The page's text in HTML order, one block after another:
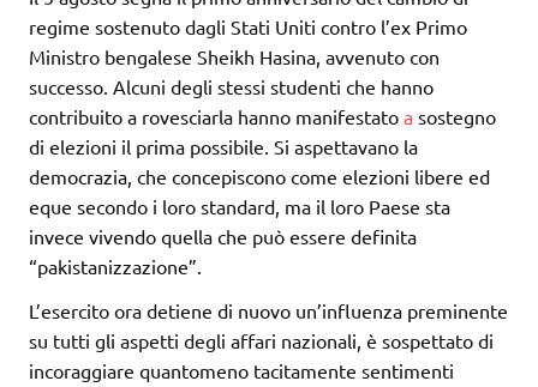
regime sostenuto dagli Stati Uniti contro l’ex Primo
Ministro bengalese Sheikh Hasina, avvenuto con
successo. Alcuni degli stessi studenti che hanno
contribuito a rovesciarla hanno manifestato a sostegno
di elezioni il prima possibile. Si aspettavano la
democrazia, che concepiscono come elezioni libere ed
eque secondo i loro standard, ma il loro Paese sta
invece vivendo quella che può essere definita
“pakistanizzazione”.
L’esercito ora detiene di nuovo un’influenza preminente
su tutti gli aspetti degli affari nazionali, è sospettato di
incoraggiare quantomeno tacitamente sentimenti